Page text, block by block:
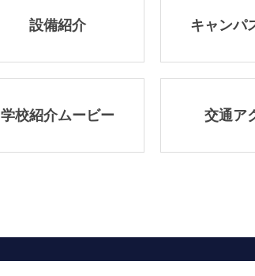
設備紹介 キャンパ
学校紹介ムービー 交通ア